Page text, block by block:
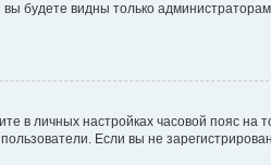
вы будете видны только
в личных настройках часовой пояс на
Если вы не